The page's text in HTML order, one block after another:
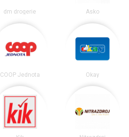
dm drogerie Asko
COOP Jednota Okay